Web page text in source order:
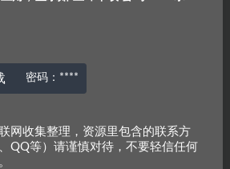
遇到本站资源失效的情况，加
资源？
资源
压包会有密码？
密码： ****
网收集整理，资源里包含的联系方
QQ等）请谨慎对待，不要轻信任何